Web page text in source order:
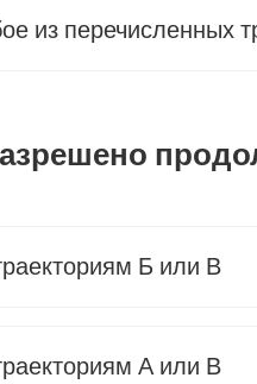
из перечисленных
Б или В
А или В